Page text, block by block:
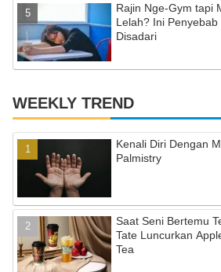
Rajin Nge-Gym tapi
Lelah? Ini
Disadari
WEEKLY TREND
Kenali Diri Dengan
Palmistry
Saat Seni Bertemu
Tate Luncurkan
Tea